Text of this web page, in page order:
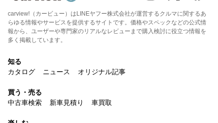
carview!（カービュー）はLINEヤフー株式会社が運営するクルマに関するあ
らゆる情報やサービスを提供するサイトです。価格やスペックなどの公式情
報から、ユーザーや専門家のリアルなレビューまで購入検討に役立つ情報を
多く掲載しています。
知る
カタログ
ニュース オリジナル記事
買う・売る
中古車検索
新車見積り 車買取